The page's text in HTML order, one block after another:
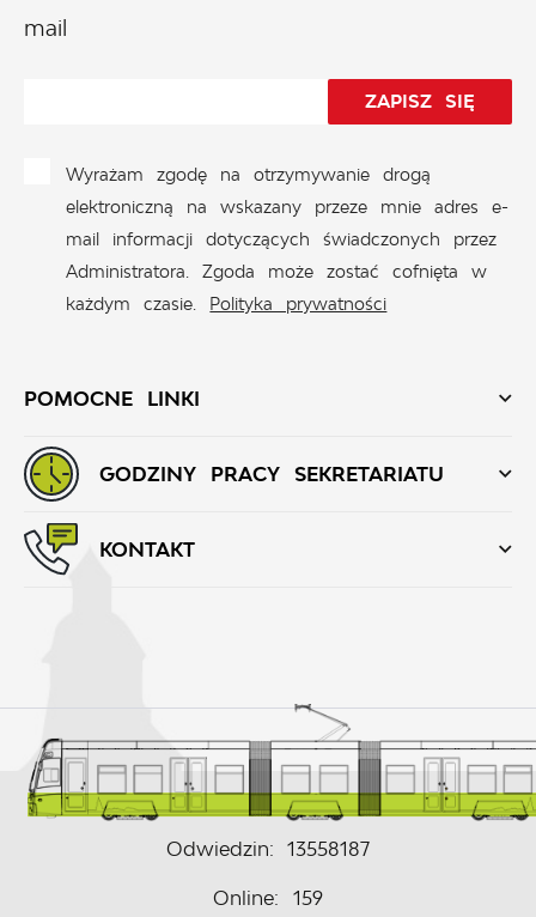
POMOCNE LINKI
mail
Wyrażam zgodę na otrzymywanie drogą
elektroniczną na wskazany przeze mnie adres e-
mail informacji dotyczących świadczonych przez
Administratora. Zgoda może zostać cofnięta w
każdym czasie. Polityka prywatności
GODZINY PRACY SEKRETARIATU
KONTAKT
Odwiedzin: 13558187
Online: 159